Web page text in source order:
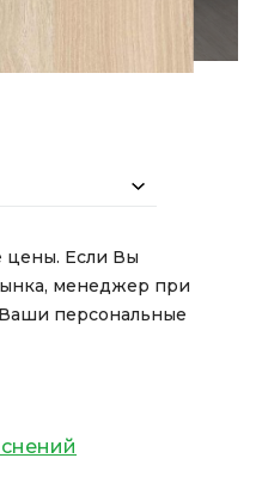
цены. Если Вы
менеджер при
персональные